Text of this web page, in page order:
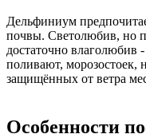
Дельфиниум
почвы. Светолюбив, но
достаточно влаголюбив
поливают, морозостоек,
защищённых от ветра
Особенности